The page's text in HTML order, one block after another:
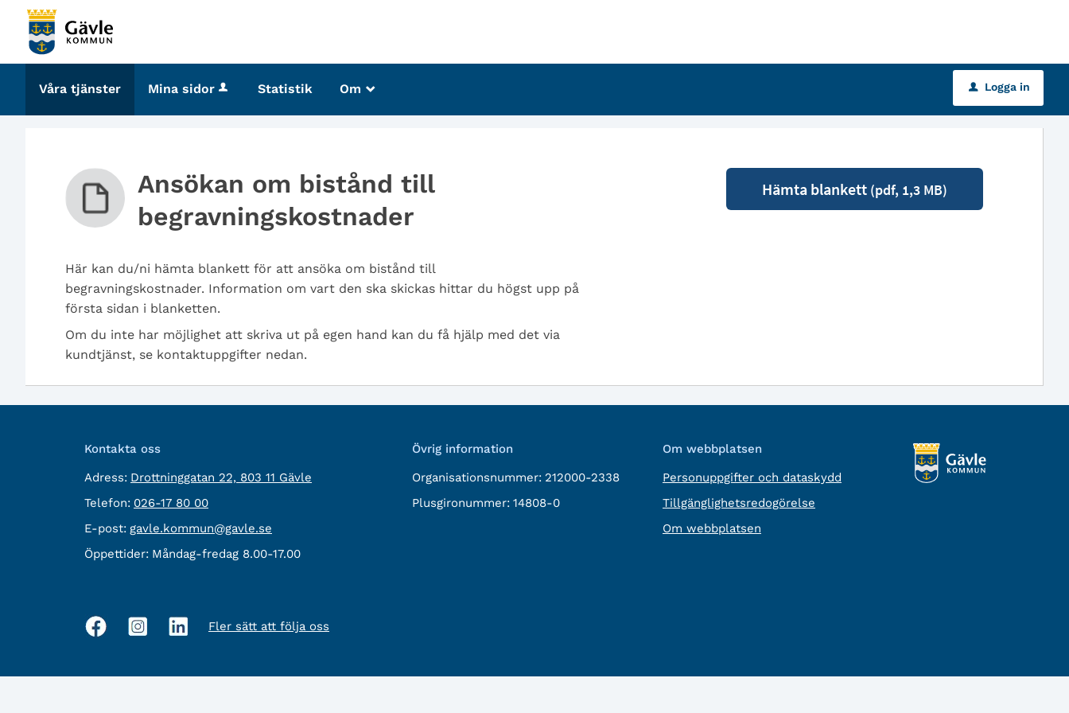
Välkommen
tjänster
Gävle
kommun
Våra tjänster Mina sidor Statistik Om _ u Logga in
Ansökan om bistånd till
begravningskostnader
Här kan du/ni hämta blankett för att ansöka om bistånd till
begravningskostnader. Information om vart den ska skickas hittar du högst upp på
första sidan i blanketten.
Om du inte har möjlighet att skriva ut på egen hand kan du få hjälp med det via
kundtjänst, se kontaktuppgifter nedan.
Hämta blankett (pdf, 1,3 MB)
Kontakta oss
Adress: besöksadress:
Drottninggatan 22, 803 11 Gävle
Telefon: Telefon:
026-17 80 00
E-post: E-
post:
gavle.kommun@gavle.se
Öppettider: Måndag-fredag 8.00-17.00
Övrig information
Organisationsnummer: 212000-2338
Plusgironummer: 14808-0
Om webbplatsen
Personuppgifter och dataskydd
Tillgänglighetsredogörelse
Om webbplatsen
Sociala
Fler sätt att följa oss